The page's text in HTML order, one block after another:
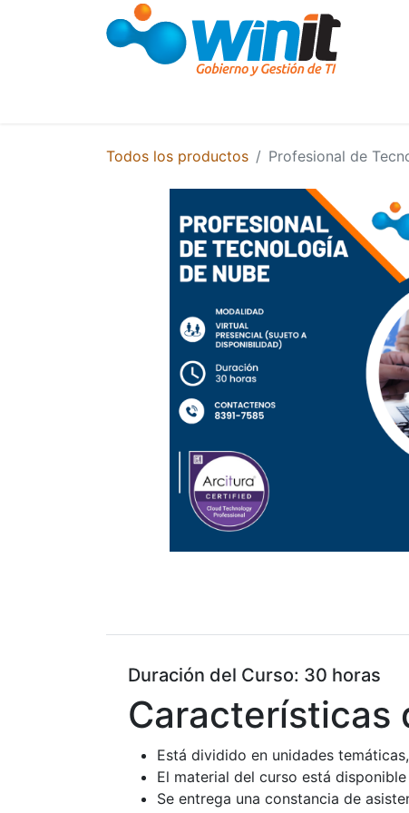
Todos los productos Profesional de
Duración del Curso: 30 horas
Características
Está dividido en unidades
El material del curso está
Se entrega una constancia de